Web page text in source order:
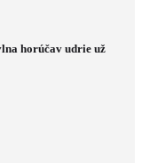
horúčav udrie už